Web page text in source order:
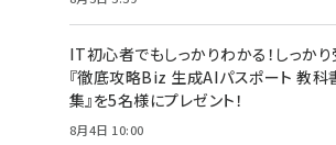
IT初心者でもしっかりわかる！しっかり
『徹底攻略Biz 生成AIパスポート 教科
集』を5名様にプレゼント！
8月4日 10:00